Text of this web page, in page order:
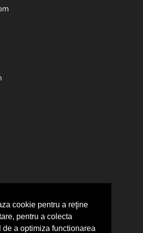
cookie pentru a reţine
pentru a colecta
a optimiza functionarea